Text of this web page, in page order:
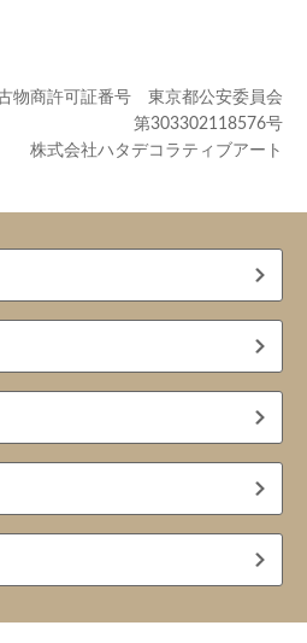
物商許可証番号 東京都公安委員会
第303302118576号
株式会社ハタデコラティブアート